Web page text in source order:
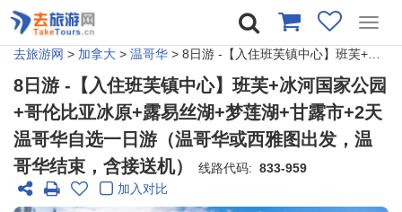
去旅游网 > 加拿大 > 温哥华 > 8日游 -【入住班芙镇中心】班芙+冰河国家公园+哥伦比亚冰原+露易丝湖+梦莲湖+甘露市+2天温哥华自选一日游（温哥华或西雅图出发，温哥华结束，含接送机）
8日游 -【入住班芙镇中心】班芙+冰河国家公园
+哥伦比亚冰原+露易丝湖+梦莲湖+甘露市+2天
温哥华自选一日游（温哥华或西雅图出发，温
哥华结束，含接送机）
线路代码: 833-959
加入对比